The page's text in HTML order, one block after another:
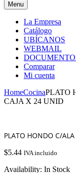
Menu
La Empresa
Catálogo
UBÍCANOS
WEBMAIL
Comparar
Mi cuenta
HomeCocinaPLATO
CAJA X 24 UNID
PLATO HONDO C/
$5.44 IVA incluido
Availability: In Stock